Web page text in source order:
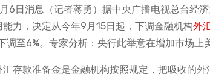
6日消息（记者蒋勇）据中央广播电视总台经济
力，决定从今年9月15日起，下调金融机构外
调至6%。专家分析：央行此举意在增加市场上
存款准备金是金融机构按照规定，把吸收的